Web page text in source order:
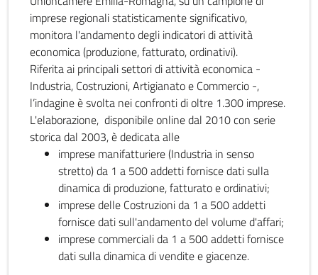
imprese regionali statisticamente significativo,
monitora l'andamento degli indicatori di attività
economica (produzione, fatturato, ordinativi).
Riferita ai principali settori di attività economica -
Industria, Costruzioni, Artigianato e Commercio -,
l’indagine è svolta nei confronti di oltre 1.300 imprese.
L'elaborazione, disponibile online dal 2010 con serie
storica dal 2003, è dedicata alle
imprese manifatturiere (Industria in senso
stretto) da 1 a 500 addetti fornisce dati sulla
dinamica di produzione, fatturato e ordinativi;
imprese delle Costruzioni da 1 a 500 addetti
fornisce dati sull'andamento del volume d'affari;
imprese commerciali da 1 a 500 addetti fornisce
dati sulla dinamica di vendite e giacenze.